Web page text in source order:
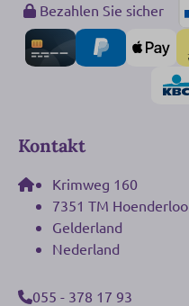
Bezahlen Sie sicher
Kontakt
Krimweg 160
7351 TM Hoenderloo
Gelderland
Nederland
055 - 378 17 93